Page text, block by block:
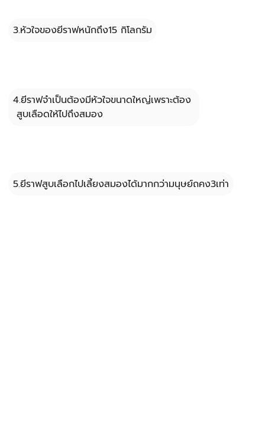
3.หัวใจของยีราฟหนักถึง15 กิโลกรัม
4.ยีราฟจำเป็นต้องมีหัวใจขนาดใหญ่เพราะต้อง
สูบเลือดให้ไปถึงสมอง
5.ยีราฟสูบเลือกไปเลี้ยงสมองได้มากกว่ามนุษย์ถคง3เท่า